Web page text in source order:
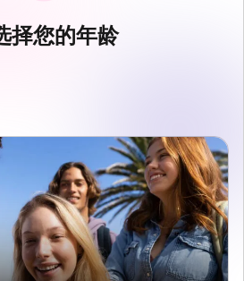
择您的年龄